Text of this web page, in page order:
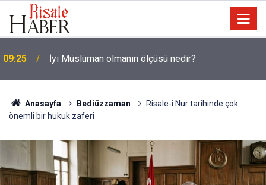
09:25 İyi Müslüman olmanın ölçüsü nedir?
Anasayfa Bediüzzaman
Risale-i Nur tarihinde çok
önemli bir hukuk zaferi